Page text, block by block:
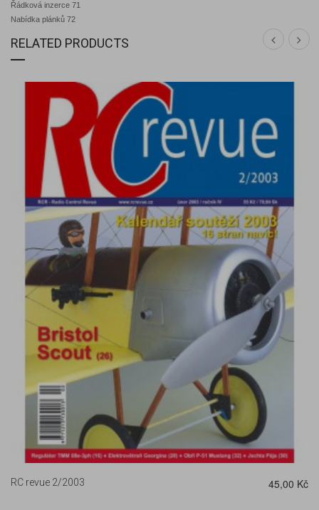
Řádková inzerce 71
Nabídka plánků 72
RELATED PRODUCTS
RC revue 2/2003 45,00 Kč